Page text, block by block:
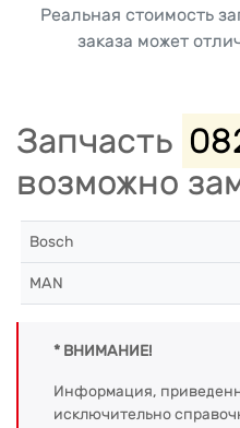
Реальная стоимость
заказа может
Запчасть
возможно
Bosch
MAN
* ВНИМАНИЕ!
Информация,
исключительно